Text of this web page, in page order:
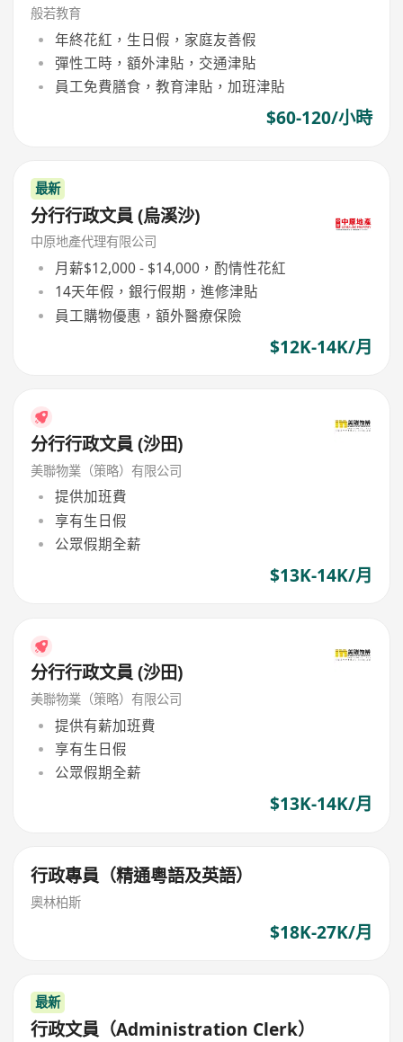
般若教育
年終花紅，生日假，家庭友善假
彈性工時，額外津貼，交通津貼
員工免費膳食，教育津貼，加班津貼
$60-120/小時
最新
分行行政文員 (烏溪沙)
中原地產代理有限公司
月薪$12,000 - $14,000，酌情性花紅
14天年假，銀行假期，進修津貼
員工購物優惠，額外醫療保險
$12K-14K/月
分行行政文員 (沙田)
美聯物業（策略）有限公司
提供加班費
享有生日假
公眾假期全薪
$13K-14K/月
分行行政文員 (沙田)
美聯物業（策略）有限公司
提供有薪加班費
享有生日假
公眾假期全薪
$13K-14K/月
行政專員（精通粵語及英語）
奧林柏斯
$18K-27K/月
最新
行政文員（Administration Clerk）